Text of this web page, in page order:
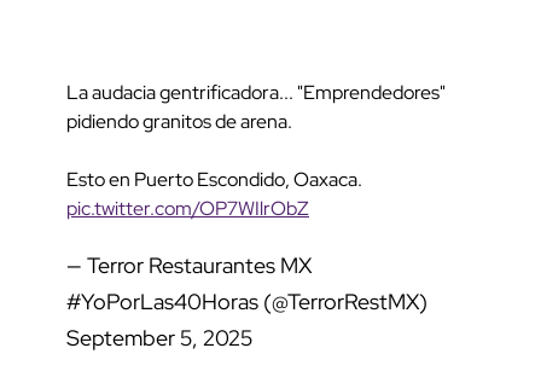
La audacia gentrificadora... "Emprendedores"
pidiendo granitos de arena.
Esto en Puerto Escondido, Oaxaca.
pic.twitter.com/OP7WIlrObZ
— Terror Restaurantes MX
#YoPorLas40Horas (@TerrorRestMX)
September 5, 2025